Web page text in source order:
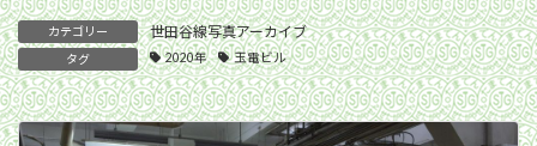
カテゴリー 世田谷線写真アーカイブ
タグ 2020年 玉電ビル